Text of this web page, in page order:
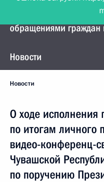
Управление
обращениями граждан
Новости
Новости
О ходе исполнения
по итогам
видео-конференц-
Чувашской
по поручению